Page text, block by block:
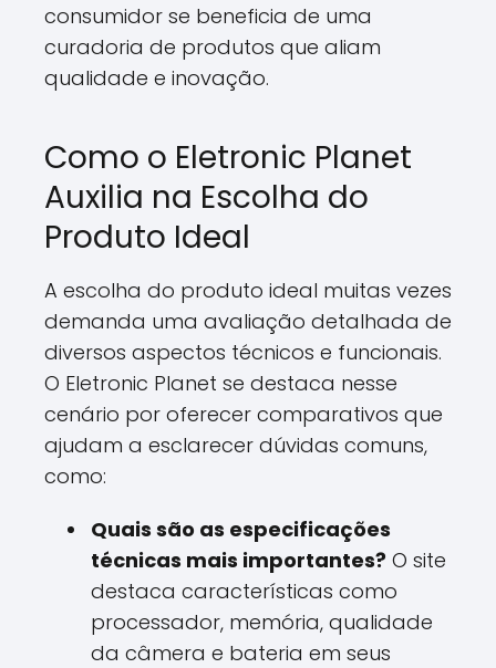
consumidor se beneficia de uma
curadoria de produtos que aliam
qualidade e inovação.
Como o Eletronic Planet
Auxilia na Escolha do
Produto Ideal
A escolha do produto ideal muitas vezes
demanda uma avaliação detalhada de
diversos aspectos técnicos e funcionais.
O Eletronic Planet se destaca nesse
cenário por oferecer comparativos que
ajudam a esclarecer dúvidas comuns,
como:
Quais são as especificações
técnicas mais importantes? O site
destaca características como
processador, memória, qualidade
da câmera e bateria em seus